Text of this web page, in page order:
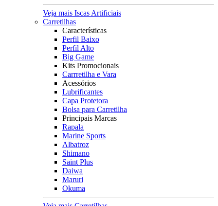
Veja mais Iscas Artificiais
Carretilhas
Características
Perfil Baixo
Perfil Alto
Big Game
Kits Promocionais
Carrretilha e Vara
Acessórios
Lubrificantes
Capa Protetora
Bolsa para Carretilha
Principais Marcas
Rapala
Marine Sports
Albatroz
Shimano
Saint Plus
Daiwa
Maruri
Okuma